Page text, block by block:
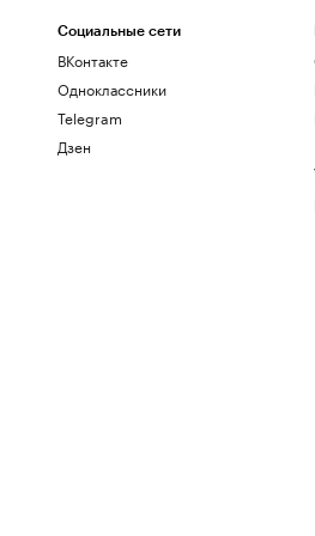
Социальные сети
ВКонтакте
Одноклассники
Telegram
Дзен